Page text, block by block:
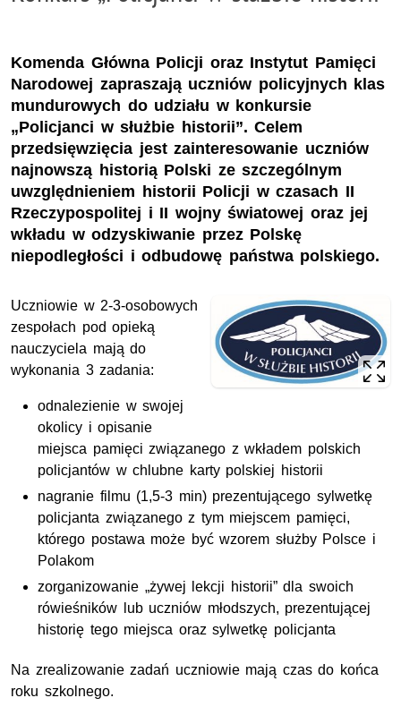
Komenda Główna Policji oraz Instytut Pamięci
Narodowej zapraszają uczniów policyjnych klas
mundurowych do udziału w konkursie
„Policjanci w służbie historii”. Celem
przedsięwzięcia jest zainteresowanie uczniów
najnowszą historią Polski ze szczególnym
uwzględnieniem historii Policji w czasach II
Rzeczypospolitej i II wojny światowej oraz jej
wkładu w odzyskiwanie przez Polskę
niepodległości i odbudowę państwa polskiego.
Uczniowie w 2-3-osobowych
zespołach pod opieką
nauczyciela mają do
wykonania 3 zadania:
odnalezienie w swojej
okolicy i opisanie
miejsca pamięci związanego z wkładem polskich
policjantów w chlubne karty polskiej historii
nagranie filmu (1,5-3 min) prezentującego sylwetkę
policjanta związanego z tym miejscem pamięci,
którego postawa może być wzorem służby Polsce i
Polakom
zorganizowanie „żywej lekcji historii” dla swoich
rówieśników lub uczniów młodszych, prezentującej
historię tego miejsca oraz sylwetkę policjanta
Na zrealizowanie zadań uczniowie mają czas do końca
roku szkolnego.